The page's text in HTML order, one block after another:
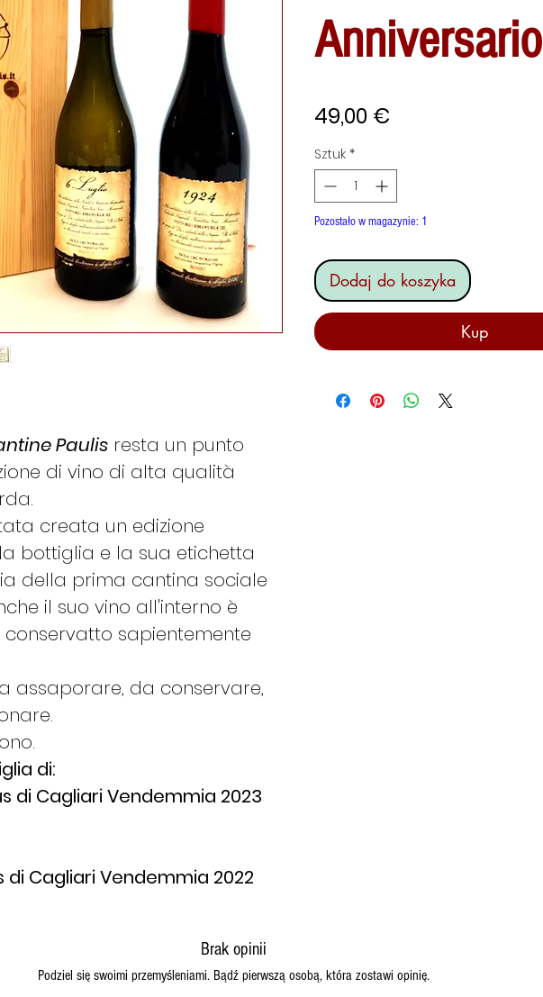
Paulis resta un punto
di vino di alta qualità
creata un edizione
bottiglia e la sua etichetta
della prima cantina sociale
il suo vino all'interno è
sapientemente
assaporare, da conservare,
di:
di Cagliari Vendemmia 2023
di Cagliari Vendemmia 2022
Anniversario
49,00 €
Sztuk *
Pozostało w magazynie: 1
Dodaj do koszyka
Kup
Brak opinii
Podziel się swoimi przemyśleniami. Bądź pierwszą osobą, która zostawi opinię.